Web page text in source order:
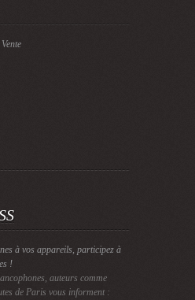
à vos appareils, participez à
!
auteurs comme
de Paris vous informent :